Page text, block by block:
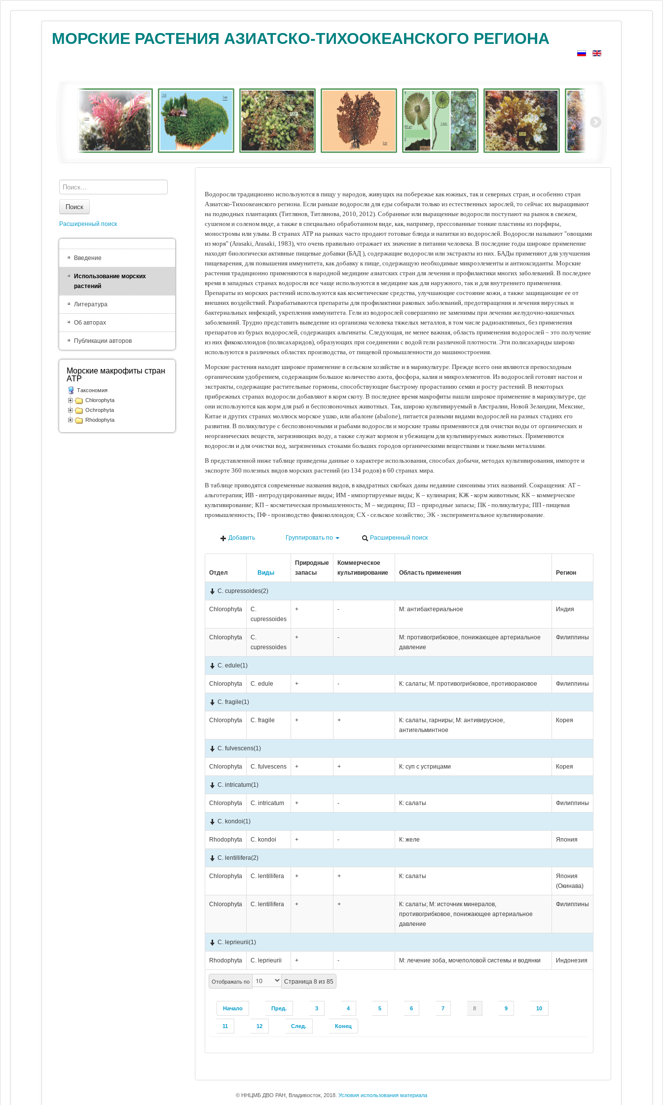
МОРСКИЕ РАСТЕНИЯ АЗИАТСКО-ТИХООКЕАНСКОГО РЕГИОНА
Водоросли традиционно используются в пищу у народов, живущих на побережье как южных, так и северных стран, и особенно стран
Азиатско-Тихоокеанского региона. Если раньше водоросли для еды собирали только из естественных зарослей, то сейчас их выращивают
на подводных плантациях (Tитлянов, Титлянова, 2010, 2012). Собранные или выращенные водоросли поступают на рынок в свежем,
сушеном и соленом виде, а также в специально обработанном виде, как, например, прессованные тонкие пластины из порфиры,
моностромы или ульвы. В странах АТР на рынках часто продают готовые блюда и напитки из водорослей. Водоросли называют "овощами
из моря" (Arasaki, Arasaki, 1983), что очень правильно отражает их значение в питании человека. В последние годы широкое применение
находят биологически активные пищевые добавки (БАД ), содержащие водоросли или экстракты из них. БАДы применяют для улучшения
пищеварения, для повышения иммунитета, как добавку к пище, содержащую необходимые микроэлементы и антиоксиданты. Морские
растения традиционно применяются в народной медицине азиатских стран для лечения и профилактики многих заболеваний. В последнее
время в западных странах водоросли все чаще используются в медицине как для наружного, так и для внутреннего применения.
Препараты из морских растений используются как косметические средства, улучшающие состояние кожи, а также защищающие ее от
внешних воздействий. Разрабатываются препараты для профилактики раковых заболеваний, предотвращения и лечения вирусных и
бактериальных инфекций, укрепления иммунитета. Гели из водорослей совершенно не заменимы при лечении желудочно-кишечных
заболеваний. Трудно представить выведение из организма человека тяжелых металлов, в том числе радиоактивных, без применения
препаратов из бурых водорослей, содержащих альгинаты. Следующая, не менее важная, область применения водорослей – это получение
из них фикоколлоидов (полисахаридов), образующих при соединении с водой гели различной плотности. Эти полисахариды широко
используются в различных областях производства, от пищевой промышленности до машиностроения.
Морские растения находят широкое применение в сельском хозяйстве и в марикультуре. Прежде всего они являются превосходным
органическим удобрением, содержащим большое количество азота, фосфора, калия и микроэлементов. Из водорослей готовят настои и
экстракты, содержащие растительные гормоны, способствующие быстрому прорастанию семян и росту растений. В некоторых
прибрежных странах водоросли добавляют в корм скоту. В последнее время макрофиты нашли широкое применение в марикультуре, где
они используются как корм для рыб и беспозвоночных животных. Так, широко культивируемый в Австралии, Новой Зеландии, Мексике,
Китае и других странах моллюск морское ушко, или абалоне (abalone), питается разными видами водорослей на разных стадиях его
развития. В поликультуре с беспозвоночными и рыбами водоросли и морские травы применяются для очистки воды от органических и
неорганических веществ, загрязняющих воду, а также служат кормом и убежищем для культивируемых животных. Применяются
водоросли и для очистки вод, загрязненных стоками больших городов органическими веществами и тяжелыми металлами.
В представленной ниже таблице приведены данные о характере использования, способах добычи, методах культивирования, импорте и
экспорте 360 полезных видов морских растений (из 134 родов) в 60 странах мира.
В таблице приводятся современные названия видов, в квадратных скобках даны недавние синонимы этих названий. Сокращения: АТ –
альготерапия; ИВ - интродуцированные виды; ИМ - импортируемые виды; К – кулинария; КЖ - корм животным; КК – коммерческое
культивирование; КП – косметическая промышленность; М – медицина; ПЗ – природные запасы; ПК - поликультура; ПП - пищевая
промышленность; ПФ - производство фикоколлоидов; СХ - сельское хозяйство; ЭК - экспериментальное культивирование.
Добавить Группировать по Расширенный поиск
Отдел Виды
Природные
запасы
Коммерческое
культивирование
Область применения Регион
Отображать по Страница 8 из 85
Начало Пред. 3 4 5 6 7 8 9 10
11 12 След. Конец
C. cupressoides(2)
Chlorophyta
C.
cupressoides
+ - М: антибактериальное Индия
Chlorophyta
C.
cupressoides
+ -
М: противогрибковое, понижающее артериальное
давление
Филиппины
C. edule(1)
Chlorophyta C. edule + - К: салаты; М: противогрибковое, противораковое Филиппины
C. fragile(1)
Chlorophyta C. fragile + +
К: салаты, гарниры; М: антивирусное,
антигельминтное
Корея
C. fulvescens(1)
Chlorophyta C. fulvescens + + К: суп с устрицами Корея
C. intricatum(1)
Chlorophyta C. intricatum + - К: салаты Филиппины
C. kondoi(1)
Rhodophyta C. kondoi + - К: желе Япония
C. lentillifera(2)
Chlorophyta C. lentillifera + + К: салаты
Япония
(Окинава)
Chlorophyta C. lentillifera + +
К: салаты; М: источник минералов,
противогрибковое, понижающее артериальное
давление
Филиппины
C. leprieurii(1)
Rhodophyta C. leprieurii + - М: лечение зоба, мочеполовой системы и водянки Индонезия
Поиск
Расширенный поиск
Введение
Использование морских
растений
Литература
Об авторах
Публикации авторов
Морские макрофиты стран
АТР
Таксономия
Chlorophyta
Ochrophyta
Rhodophyta
© ННЦМБ ДВО РАН, Владивосток, 2018. Условия использования материала